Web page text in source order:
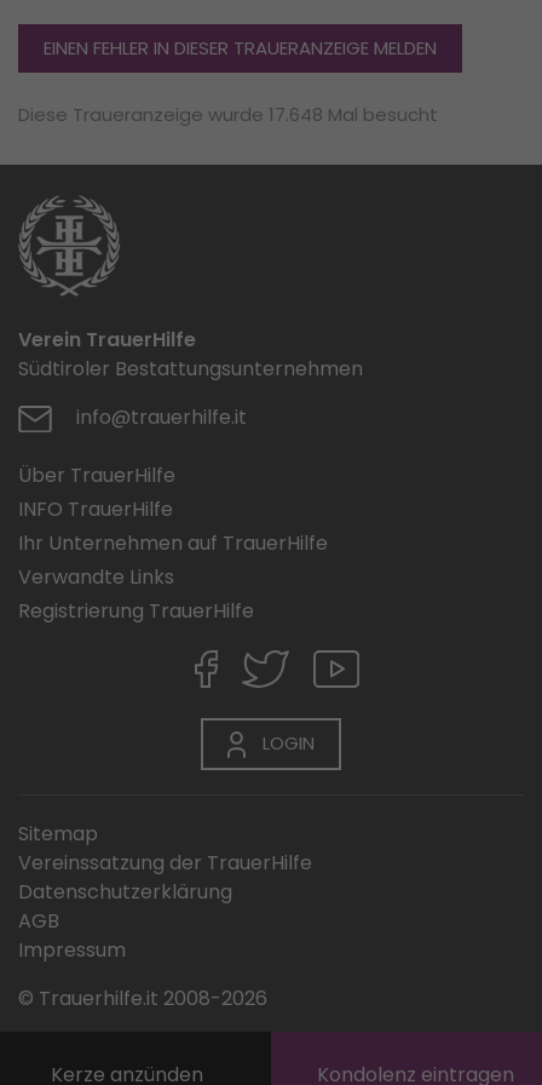
EINEN FEHLER IN DIESER TRAUERANZEIGE MELDEN
Diese Traueranzeige wurde 17.648 Mal besucht
Kerze anzünden Kondolenz eintragen
Verein TrauerHilfe
Südtiroler Bestattungsunternehmen
info@trauerhilfe.it
Über TrauerHilfe
INFO TrauerHilfe
Ihr Unternehmen auf TrauerHilfe
Verwandte Links
Registrierung TrauerHilfe
LOGIN
Sitemap
Vereinssatzung der TrauerHilfe
Datenschutzerklärung
AGB
Impressum
© Trauerhilfe.it 2008-2026